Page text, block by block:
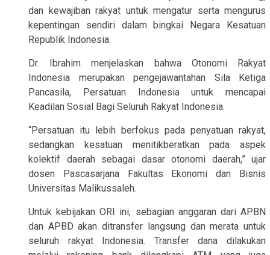
dan kewajiban rakyat untuk mengatur serta mengurus
kepentingan sendiri dalam bingkai Negara Kesatuan
Republik Indonesia.
Dr. Ibrahim menjelaskan bahwa Otonomi Rakyat
Indonesia merupakan pengejawantahan Sila Ketiga
Pancasila, Persatuan Indonesia untuk mencapai
Keadilan Sosial Bagi Seluruh Rakyat Indonesia.
“Persatuan itu lebih berfokus pada penyatuan rakyat,
sedangkan kesatuan menitikberatkan pada aspek
kolektif daerah sebagai dasar otonomi daerah,” ujar
dosen Pascasarjana Fakultas Ekonomi dan Bisnis
Universitas Malikussaleh.
Untuk kebijakan ORI ini, sebagian anggaran dari APBN
dan APBD akan ditransfer langsung dan merata untuk
seluruh rakyat Indonesia. Transfer dana dilakukan